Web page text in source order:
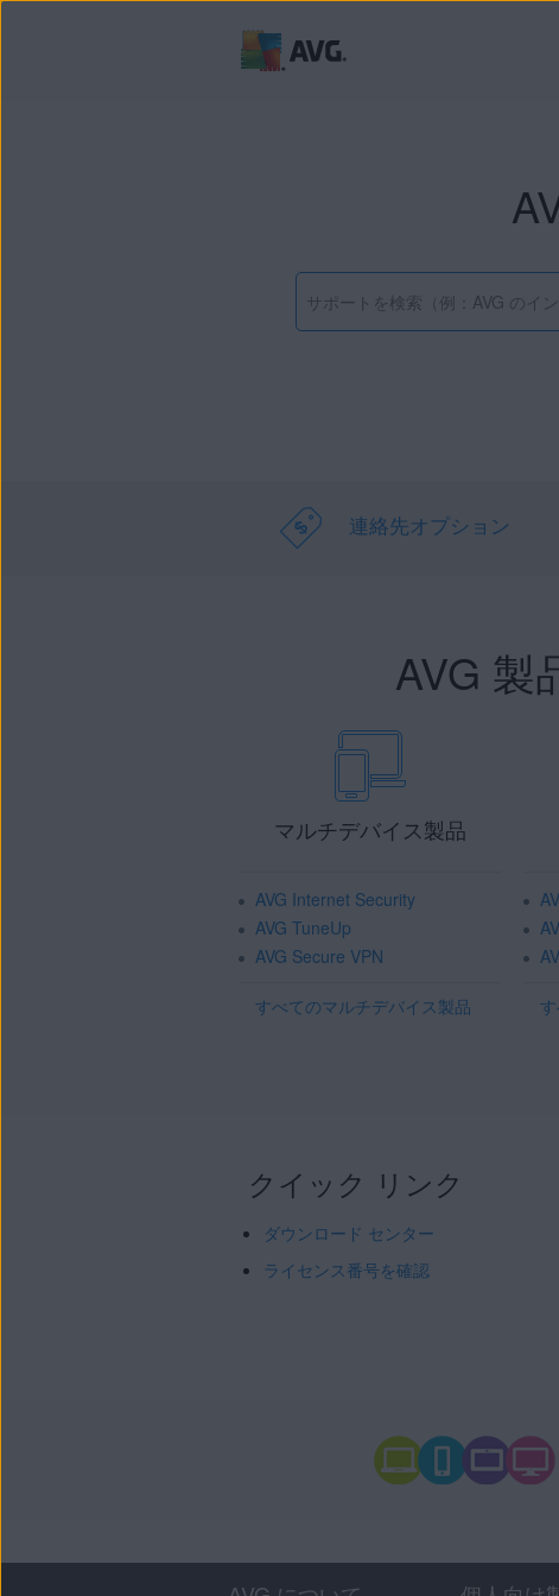
連絡先オプション
AVG 製
マルチデバイス製品
AVG Internet Security
AVG TuneUp
AVG Secure VPN
すべてのマルチデバイス製品
クイック リンク
ダウンロード センター
ライセンス番号を確認